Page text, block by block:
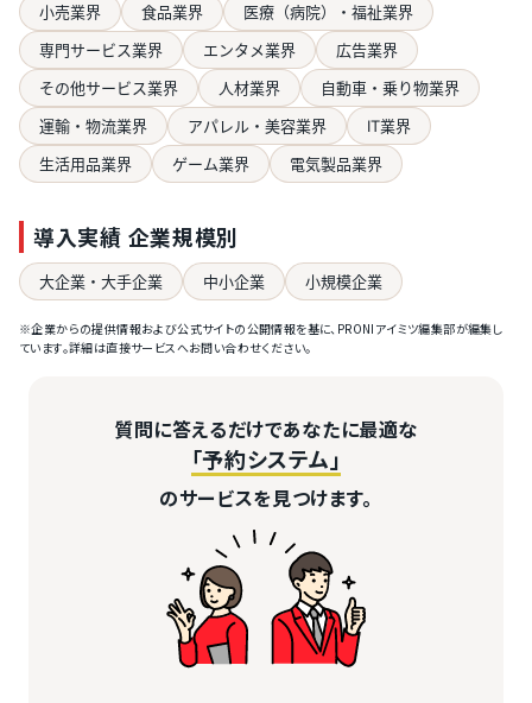
小売業界 食品業界
医療（病院）・福祉業界
専門サービス業界
エンタメ業界
広告業界
その他サービス業界
人材業界
自動車・乗り物業界
運輸・物流業界
アパレル・美容業界
IT業界
生活用品業界
ゲーム業界 電気製品業界
導入実績 企業規模別
大企業・大手企業 中小企業 小規模企業
※企業からの提供情報および公式サイトの公開情報を基に、PRONIアイミツ編集部が編集し
ています。詳細は直接サービスへお問い合わせください。
質問に答えるだけであなたに最適な
「予約システム」
のサービスを見つけます。